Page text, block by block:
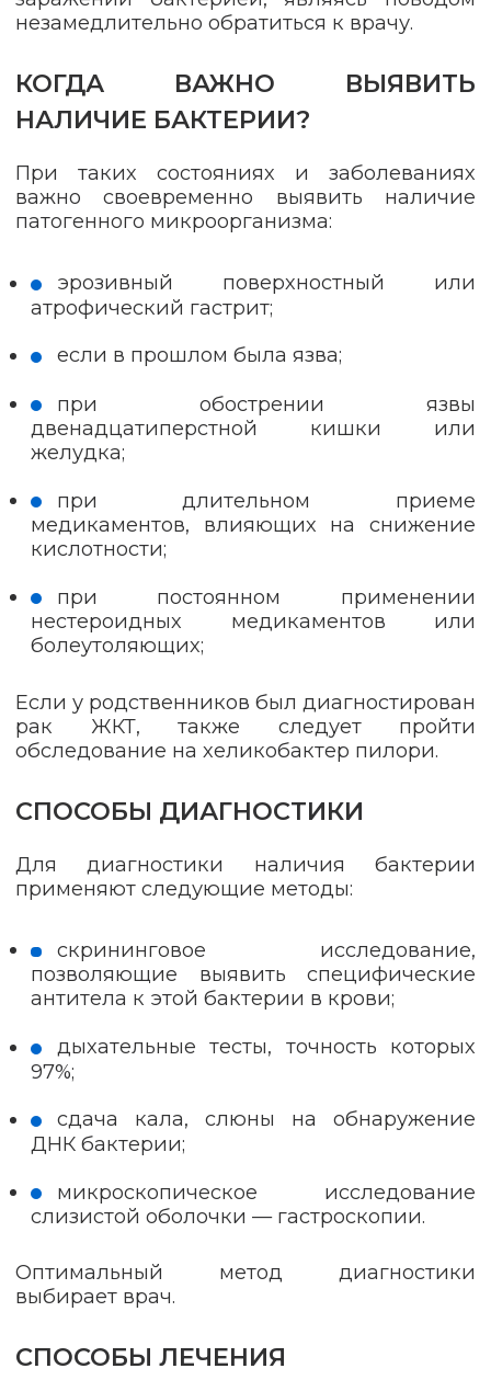
незамедлительно обратиться к врачу.
КОГДА ВАЖНО ВЫЯВИТЬ
НАЛИЧИЕ БАКТЕРИИ?
При таких состояниях и заболеваниях
важно своевременно выявить наличие
патогенного микроорганизма:
эрозивный поверхностный или
атрофический гастрит;
если в прошлом была язва;
при обострении язвы
двенадцатиперстной кишки или
желудка;
при длительном приеме
медикаментов, влияющих на снижение
кислотности;
при постоянном применении
нестероидных медикаментов или
болеутоляющих;
Если у родственников был диагностирован
рак ЖКТ, также следует пройти
обследование на хеликобактер пилори.
СПОСОБЫ ДИАГНОСТИКИ
Для диагностики наличия бактерии
применяют следующие методы:
скрининговое исследование,
позволяющие выявить специфические
антитела к этой бактерии в крови;
дыхательные тесты, точность которых
97%;
сдача кала, слюны на обнаружение
ДНК бактерии;
микроскопическое исследование
слизистой оболочки — гастроскопии.
Оптимальный метод диагностики
выбирает врач.
СПОСОБЫ ЛЕЧЕНИЯ